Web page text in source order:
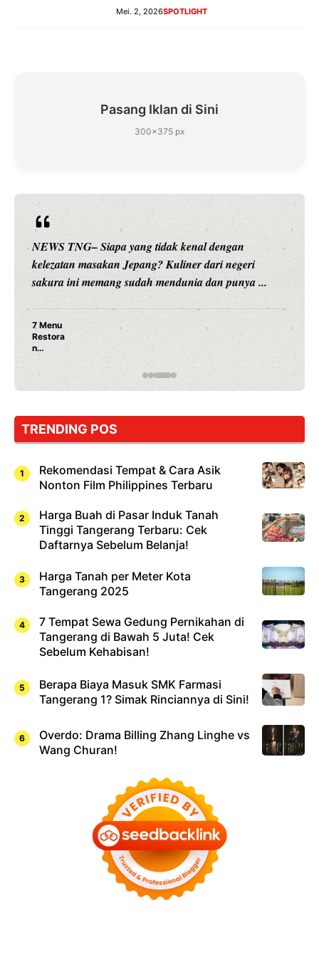
Mei. 2, 2026SPOTLIGHT
Pasang Iklan di Sini
300×375 px
NEWS TNG– Siapa sangka, dua nama besar di dunia
hiburan, Nunung Srimulat dan Vicky Prasetyo, kini
merambah dunia kuliner dengan ...
Nunung Srimulat & Vicky Prasetyo Buka Restoran
Rahasia Mami Bikin Nagih!
TRENDING POS
Rekomendasi Tempat & Cara Asik
Nonton Film Philippines Terbaru
Harga Buah di Pasar Induk Tanah
Tinggi Tangerang Terbaru: Cek
Daftarnya Sebelum Belanja!
Harga Tanah per Meter Kota
Tangerang 2025
7 Tempat Sewa Gedung Pernikahan di
Tangerang di Bawah 5 Juta! Cek
Sebelum Kehabisan!
Berapa Biaya Masuk SMK Farmasi
Tangerang 1? Simak Rinciannya di Sini!
Overdo: Drama Billing Zhang Linghe vs
Wang Churan!